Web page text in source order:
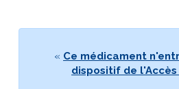
« Ce médicament
dispositif de